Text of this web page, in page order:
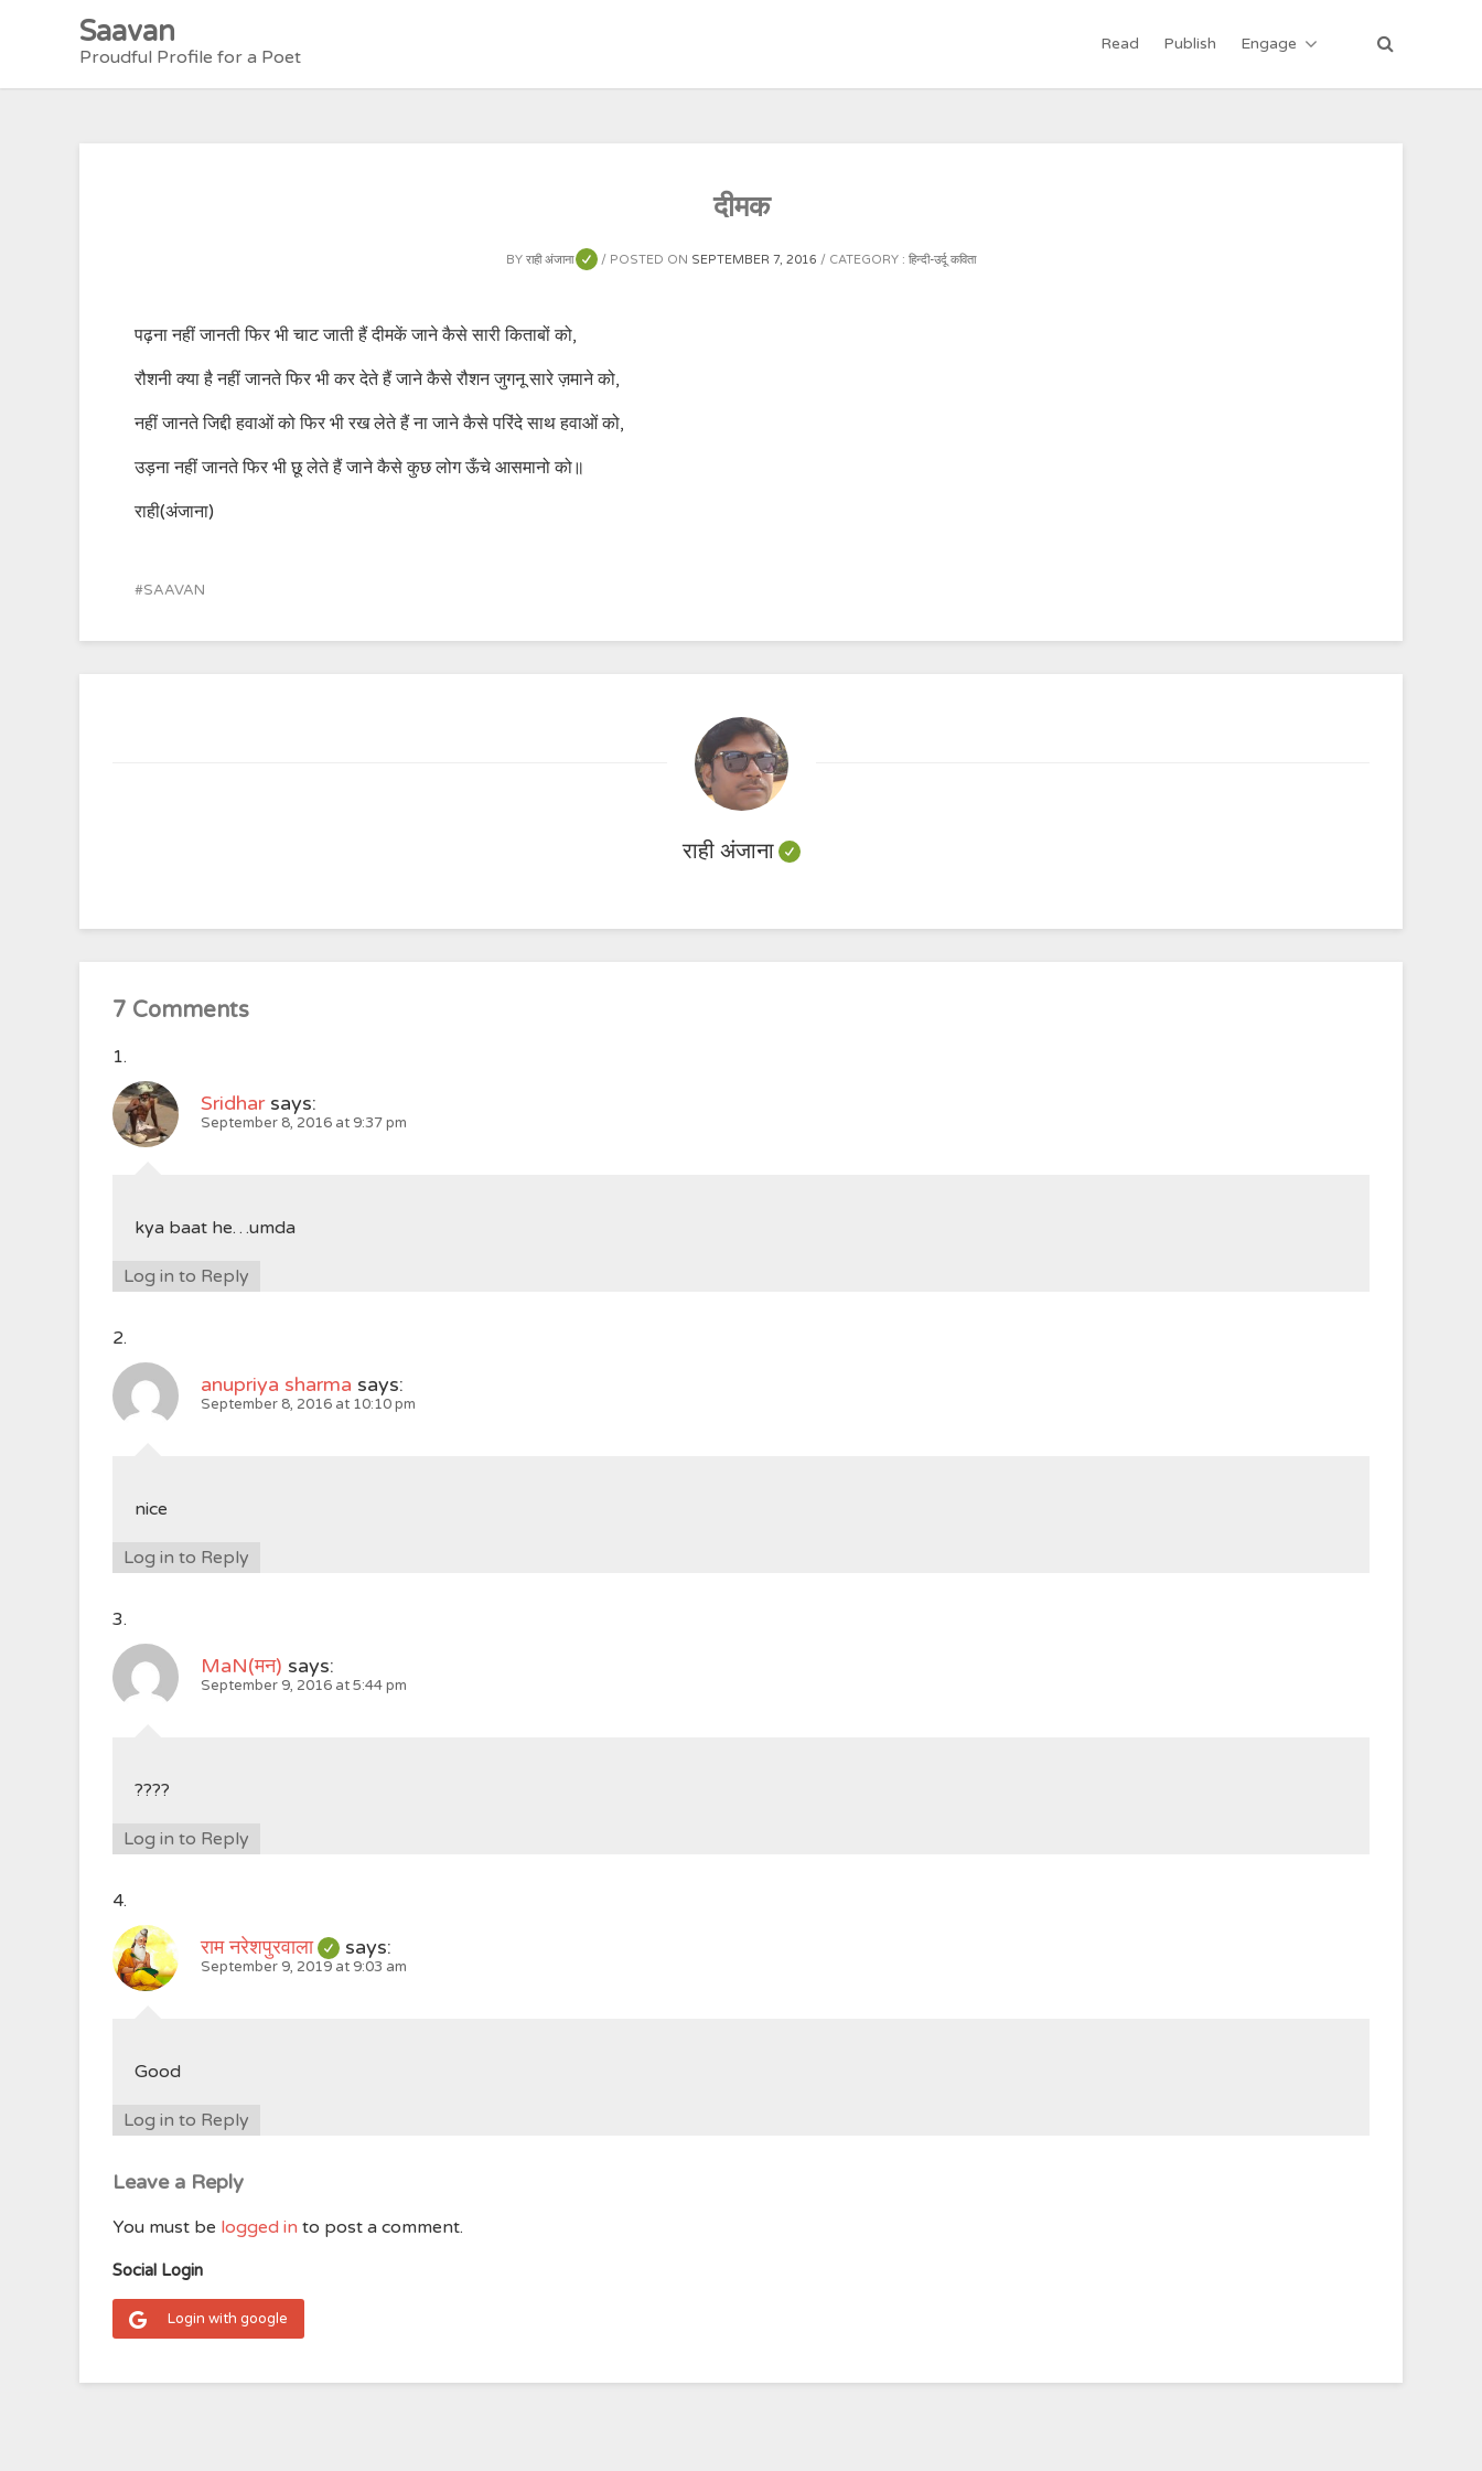
Saavan
Proudful Profile for a Poet
Read Publish Engage
दीमक
BY राही अंजाना POSTED ON SEPTEMBER 7, 2016 CATEGORY :हिन्दी-उर्दू कविता
पढ़ना नहीं जानती फिर भी चाट जाती हैं दीमकें जाने कैसे सारी किताबों को,
रौशनी क्या है नहीं जानते फिर भी कर देते हैं जाने कैसे रौशन जुगनू सारे ज़माने को,
नहीं जानते जिद्दी हवाओं को फिर भी रख लेते हैं ना जाने कैसे परिंदे साथ हवाओं को,
उड़ना नहीं जानते फिर भी छू लेते हैं जाने कैसे कुछ लोग ऊँचे आसमानो को॥
राही(अंजाना)
SAAVAN
राही अंजाना
7 Comments
Sridhar says:
September 8, 2016 at 9:37 pm
kya baat he…umda
Log in to Reply
anupriya sharma says:
September 8, 2016 at 10:10 pm
nice
Log in to Reply
MaN(मन) says:
September 9, 2016 at 5:44 pm
????
Log in to Reply
राम नरेशपुरवाला says:
September 9, 2019 at 9:03 am
Good
Log in to Reply
Leave a Reply
You must be logged in to post a comment.
Social Login
Login with google